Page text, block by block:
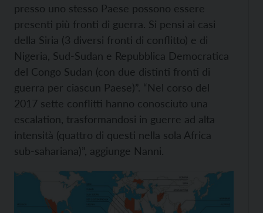
presso uno stesso Paese possono essere
presenti più fronti di guerra. Si pensi ai casi
della Siria (3 diversi fronti di conflitto) e di
Nigeria, Sud-Sudan e Repubblica Democratica
del Congo Sudan (con due distinti fronti di
guerra per ciascun Paese)”. “Nel corso del
2017 sette conflitti hanno conosciuto una
escalation, trasformandosi in guerre ad alta
intensità (quattro di questi nella sola Africa
sub-sahariana)”, aggiunge Nanni.